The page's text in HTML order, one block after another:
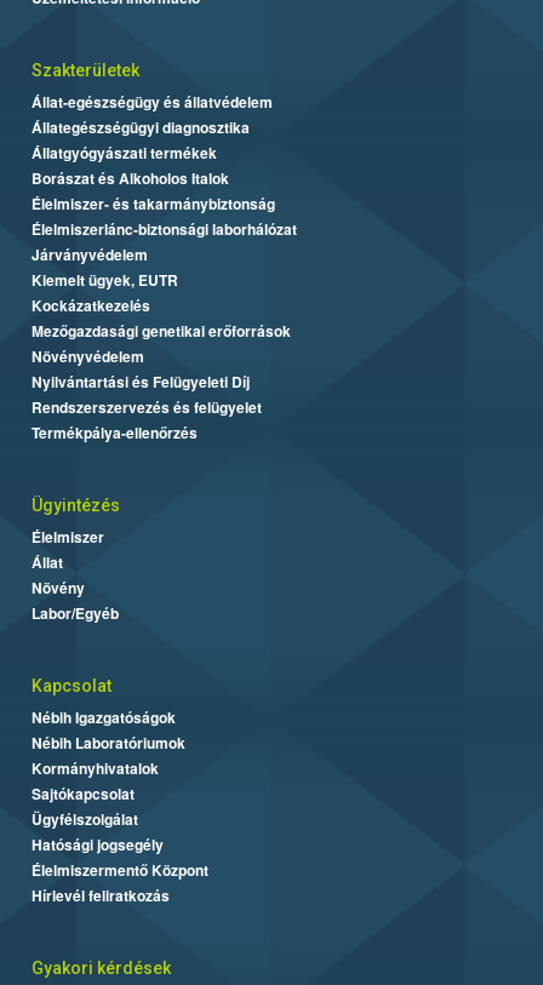
Szakterületek
Állat-egészségügy és állatvédelem
Állategészségügyi diagnosztika
Állatgyógyászati termékek
Borászat és Alkoholos Italok
Élelmiszer- és takarmánybiztonság
Élelmiszerlánc-biztonsági laborhálózat
Járványvédelem
Kiemelt ügyek, EUTR
Kockázatkezelés
Mezőgazdasági genetikai erőforrások
Növényvédelem
Nyilvántartási és Felügyeleti Díj
Rendszerszervezés és felügyelet
Termékpálya-ellenőrzés
Ügyintézés
Élelmiszer
Állat
Növény
Labor/Egyéb
Kapcsolat
Nébih Igazgatóságok
Nébih Laboratóriumok
Kormányhivatalok
Sajtókapcsolat
Ügyfélszolgálat
Hatósági jogsegély
Élelmiszermentő Központ
Hírlevél feliratkozás
Gyakori kérdések